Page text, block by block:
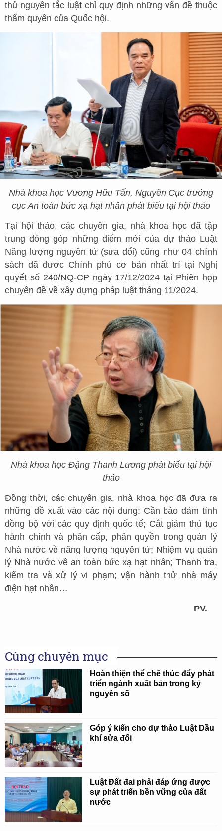
thủ nguyên tắc luật chỉ quy định những vấn đề thuộc
thẩm quyền của Quốc hội.
Nhà khoa học Vương Hữu Tấn, Nguyên Cục trưởng
cục An toàn bức xạ hạt nhân phát biểu tại hội thảo
Tại hội thảo, các chuyên gia, nhà khoa học đã tập
trung đóng góp những điểm mới của dự thảo Luật
Năng lượng nguyên tử (sửa đổi) cũng như 04 chính
sách đã được Chính phủ cơ bản nhất trí tại Nghị
quyết số 240/NQ-CP ngày 17/12/2024 tại Phiên họp
chuyên đề về xây dựng pháp luật tháng 11/2024.
Nhà khoa học Đặng Thanh Lương phát biểu tại hội
thảo
Đồng thời, các chuyên gia, nhà khoa học đã đưa ra
những đề xuất vào các nội dung: Cần bảo đảm tính
đồng bộ với các quy định quốc tế; Cắt giảm thủ tục
hành chính và phân cấp, phân quyền trong quản lý
Nhà nước về năng lượng nguyên tử; Nhiệm vụ quản
lý Nhà nước về an toàn bức xạ hạt nhân; Thanh tra,
kiểm tra và xử lý vi phạm; vận hành thử nhà máy
điện hạt nhân…
PV.
Cùng chuyên mục
Hoàn thiện thể chế thúc đẩy phát
triển ngành xuất bản trong kỷ
nguyên số
Góp ý kiến cho dự thảo Luật Dầu
khí sửa đổi
Luật Đất đai phải đáp ứng được
sự phát triển bền vững của đất
nước